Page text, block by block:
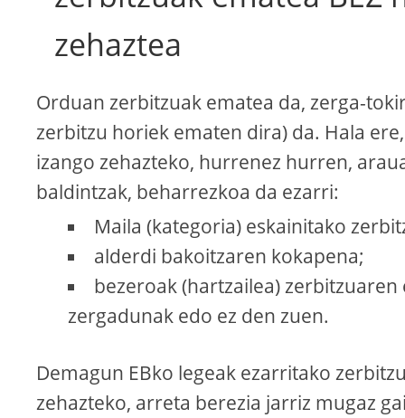
zehaztea
Orduan zerbitzuak ematea da, zerga-
zerbitzu horiek ematen dira) da. Hala
izango zehazteko, hurrenez hurren,
baldintzak, beharrezkoa da ezarri:
Maila (kategoria) eskainitako
alderdi bakoitzaren kokapena;
bezeroak (hartzailea) zerbitzuaren
zergadunak edo ez den zuen.
Demagun EBko legeak ezarritako
zehazteko, arreta berezia jarriz mugaz